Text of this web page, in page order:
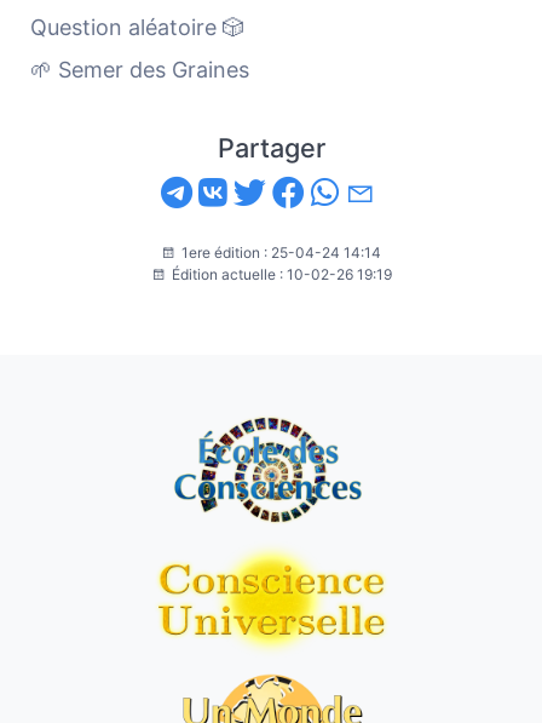
Question aléatoire 🎲
🌱 Semer des Graines
Partager
1ere édition : 25-04-24 14:14
Édition actuelle : 10-02-26 19:19